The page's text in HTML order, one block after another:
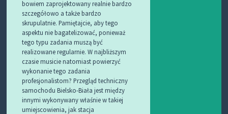
bowiem zaprojektowany realnie bardzo
szczegółowo a także bardzo
skrupulatnie. Pamiętajcie, aby tego
aspektu nie bagatelizować, ponieważ
tego typu zadania muszą być
realizowane regularnie. W najbliższym
czasie musicie natomiast powierzyć
wykonanie tego zadania
profesjonalistom? Przegląd techniczny
samochodu Bielsko-Biała jest między
innymi wykonywany właśnie w takiej
umiejscowienia, jak stacja